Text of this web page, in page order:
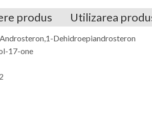
produs Utilizarea
Dehidroepiandrosteron
17-one